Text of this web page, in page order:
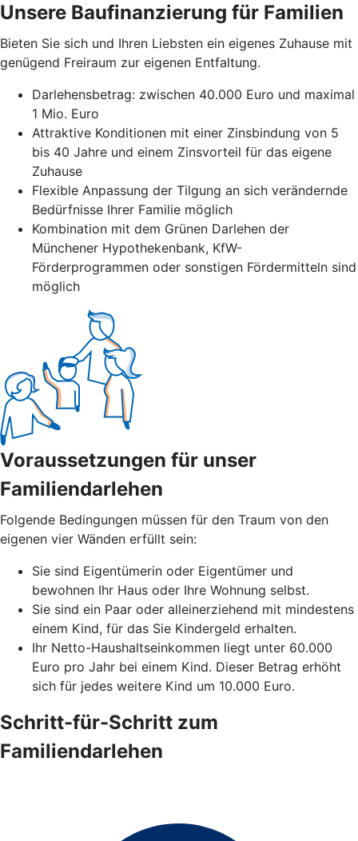
Unsere Baufinanzierung für Familien
Bieten Sie sich und Ihren Liebsten ein eigenes Zuhause mit
genügend Freiraum zur eigenen Entfaltung.
Darlehensbetrag: zwischen 40.000 Euro und maximal
1 Mio. Euro
Attraktive Konditionen mit einer Zinsbindung von 5
bis 40 Jahre und einem Zinsvorteil für das eigene
Zuhause
Flexible Anpassung der Tilgung an sich verändernde
Bedürfnisse Ihrer Familie möglich
Kombination mit dem Grünen Darlehen der
Münchener Hypothekenbank, KfW-
Förderprogrammen oder sonstigen Fördermitteln sind
möglich
Voraussetzungen für unser
Familiendarlehen
Folgende Bedingungen müssen für den Traum von den
eigenen vier Wänden erfüllt sein:
Sie sind Eigentümerin oder Eigentümer und
bewohnen Ihr Haus oder Ihre Wohnung selbst.
Sie sind ein Paar oder alleinerziehend mit mindestens
einem Kind, für das Sie Kindergeld erhalten.
Ihr Netto-Haushaltseinkommen liegt unter 60.000
Euro pro Jahr bei einem Kind. Dieser Betrag erhöht
sich für jedes weitere Kind um 10.000 Euro.
Schritt-für-Schritt zum
Familiendarlehen